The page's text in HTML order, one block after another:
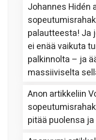
Johannes Hidén
palautteesta! Ja
ei enää vaikuta
palkinnolta – ja
massiiviselta
Anon artikkeliin
pitää puolensa